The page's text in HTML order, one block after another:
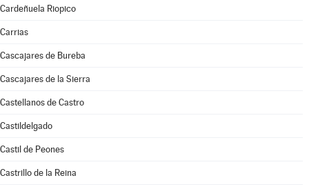
Cardeñuela Riopico
Carrias
Cascajares de Bureba
Cascajares de la Sierra
Castellanos de Castro
Castildelgado
Castil de Peones
Castrillo de la Reina